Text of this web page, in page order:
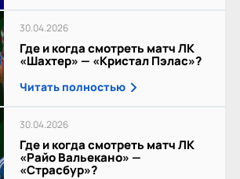
30.04.2026
Где и когда смотреть матч ЛК
«Шахтер» — «Кристал Пэлас»?
Читать полностью
30.04.2026
Где и когда смотреть матч ЛК
«Райо Вальекано» —
«Страсбур»?